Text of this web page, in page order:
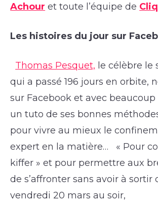
Achour et toute l’équipe de
Les histoires du jour sur
Thomas Pesquet, le célèbre le
qui a passé 196 jours en orbite,
sur Facebook et avec beaucoup
un tuto de ses bonnes
pour vivre au mieux le
expert en la matière… « Pour
kiffer » et pour permettre aux
de s’affronter sans avoir à sortir
vendredi 20 mars au soir,